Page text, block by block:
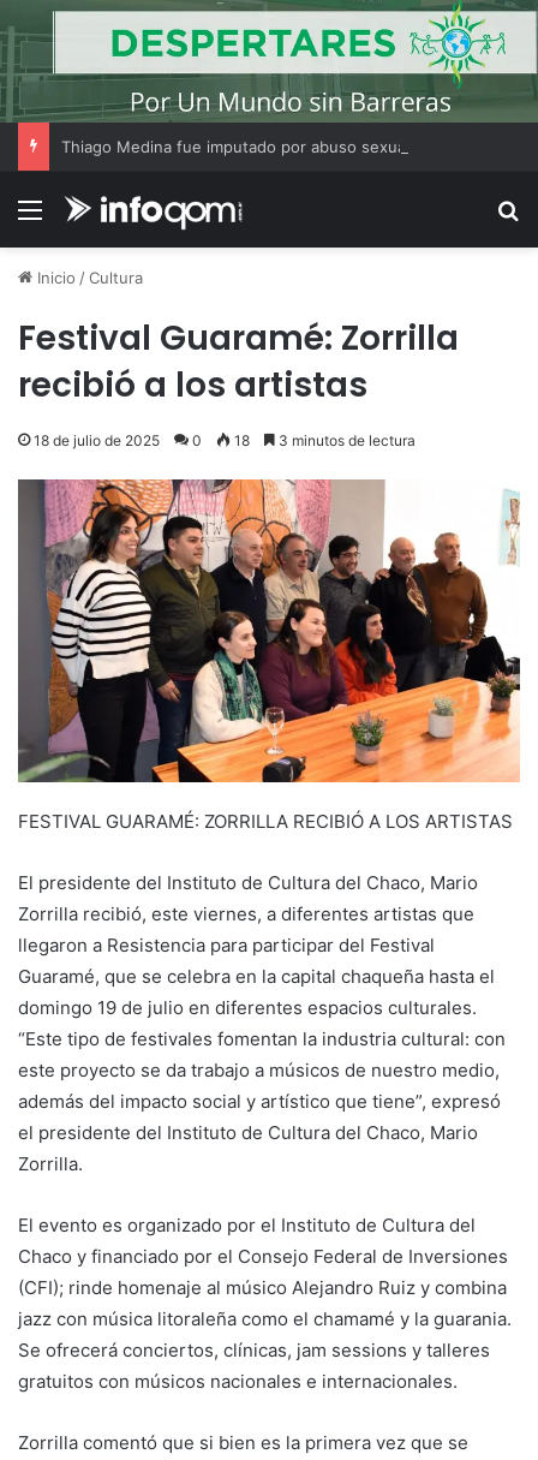
Menú
Inicio /Cultura
Festival Guaramé: Zorrilla
recibió a los artistas
18 de julio de 2025 0 18 3 minutos de lectura
FESTIVAL GUARAMÉ: ZORRILLA RECIBIÓ A LOS ARTISTAS
El presidente del Instituto de Cultura del Chaco, Mario
Zorrilla recibió, este viernes, a diferentes artistas que
llegaron a Resistencia para participar del Festival
Guaramé, que se celebra en la capital chaqueña hasta el
domingo 19 de julio en diferentes espacios culturales.
“Este tipo de festivales fomentan la industria cultural: con
este proyecto se da trabajo a músicos de nuestro medio,
además del impacto social y artístico que tiene”, expresó
el presidente del Instituto de Cultura del Chaco, Mario
Zorrilla.
El evento es organizado por el Instituto de Cultura del
Chaco y financiado por el Consejo Federal de Inversiones
(CFI); rinde homenaje al músico Alejandro Ruiz y combina
jazz con música litoraleña como el chamamé y la guarania.
Se ofrecerá conciertos, clínicas, jam sessions y talleres
gratuitos con músicos nacionales e internacionales.
Zorrilla comentó que si bien es la primera vez que se